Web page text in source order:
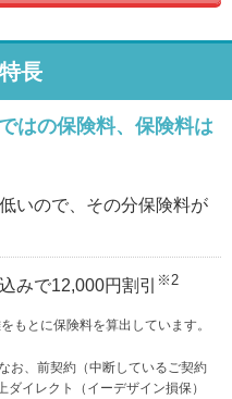
長
はの保険料、保険料は
いので、その分保険料が
みで12,000円割引 ※2
もとに保険料を算出しています。
お、前契約（中断しているご契約
イレクト（イーデザイン損保）